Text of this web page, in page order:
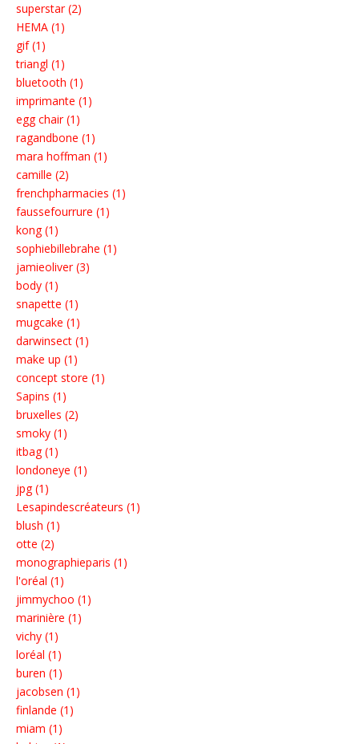
superstar (2)
HEMA (1)
gif (1)
triangl (1)
bluetooth (1)
imprimante (1)
egg chair (1)
ragandbone (1)
mara hoffman (1)
camille (2)
frenchpharmacies (1)
faussefourrure (1)
kong (1)
sophiebillebrahe (1)
jamieoliver (3)
body (1)
snapette (1)
mugcake (1)
darwinsect (1)
make up (1)
concept store (1)
Sapins (1)
bruxelles (2)
smoky (1)
itbag (1)
londoneye (1)
jpg (1)
Lesapindescréateurs (1)
blush (1)
otte (2)
monographieparis (1)
l'oréal (1)
jimmychoo (1)
marinière (1)
vichy (1)
loréal (1)
buren (1)
jacobsen (1)
finlande (1)
miam (1)